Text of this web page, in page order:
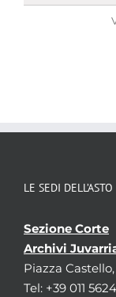
LE SEDI DELL’ASTO
Sezione Corte
Archivi
Piazza
Tel: +39 011